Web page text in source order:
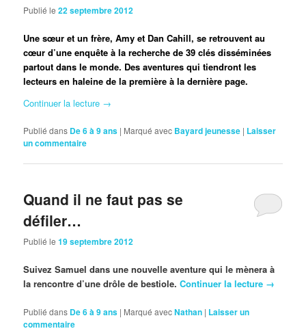
Publié le22 septembre 2012
Une sœur et un frère, Amy et Dan Cahill, se retrouvent au
cœur d’une enquête à la recherche de 39 clés disséminées
partout dans le monde. Des aventures qui tiendront les
lecteurs en haleine de la première à la dernière page.
Continuer la lecture →
Publié dans De 6 à 9 ans | Marqué avec Bayard jeunesse | Laisser
un commentaire
Quand il ne faut pas se
défiler…
Publié le19 septembre 2012
Suivez Samuel dans une nouvelle aventure qui le mènera à
la rencontre d’une drôle de bestiole.Continuer la lecture →
Publié dans De 6 à 9 ans | Marqué avecNathan | Laisser un
commentaire